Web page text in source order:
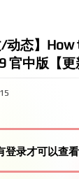
/动态】How
官中版【更
登录才可以查看